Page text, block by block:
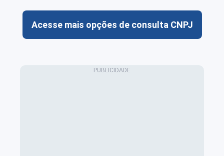
Acesse mais opções de consulta CNPJ